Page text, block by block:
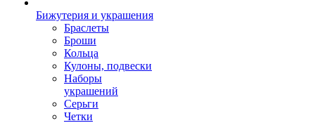
Бижутерия и украшения
Браслеты
Броши
Кольца
Кулоны, подвески
Наборы
украшений
Серьги
Четки